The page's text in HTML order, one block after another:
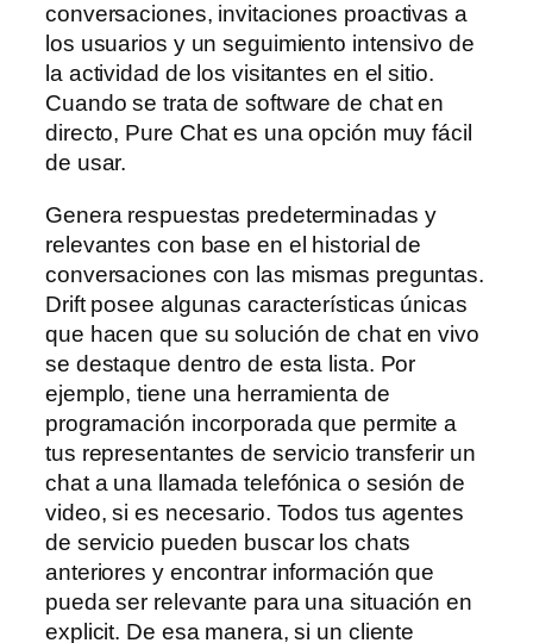
conversaciones, invitaciones proactivas a
los usuarios y un seguimiento intensivo de
la actividad de los visitantes en el sitio.
Cuando se trata de software de chat en
directo, Pure Chat es una opción muy fácil
de usar.
Genera respuestas predeterminadas y
relevantes con base en el historial de
conversaciones con las mismas preguntas.
Drift posee algunas características únicas
que hacen que su solución de chat en vivo
se destaque dentro de esta lista. Por
ejemplo, tiene una herramienta de
programación incorporada que permite a
tus representantes de servicio transferir un
chat a una llamada telefónica o sesión de
video, si es necesario. Todos tus agentes
de servicio pueden buscar los chats
anteriores y encontrar información que
pueda ser relevante para una situación en
explicit. De esa manera, si un cliente